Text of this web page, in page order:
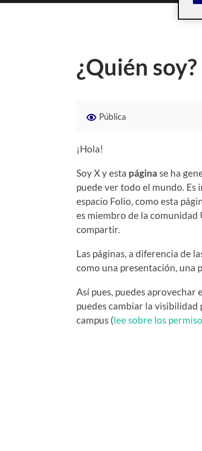
¿Quién soy?
Pública
¡Hola!
Soy X y esta página se ha
puede ver todo el mundo.
espacio Folio, como esta
es miembro de la
compartir.
Las páginas, a diferencia de
como una presentación, una
Así pues, puedes
puedes cambiar la visibilidad
campus (lee sobre los